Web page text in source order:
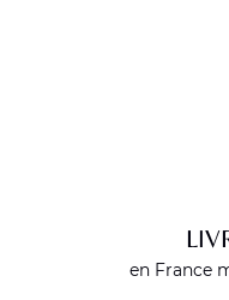
en France